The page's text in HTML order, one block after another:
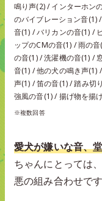
鳴り声(2) / インターホン
のバイブレーション音(1)
音(1) / バリカンの音(1) /
ップのCMの音(1) / 雨の
の音(1) / 洗濯機の音(1) /
音(1) / 他の犬の鳴き声(1)
声(1) / 笛の音(1) / 踏み切
強風の音(1) / 揚げ物を揚
※複数回答
愛犬が嫌いな音、
ちゃんにとっては
悪の組み合わせです